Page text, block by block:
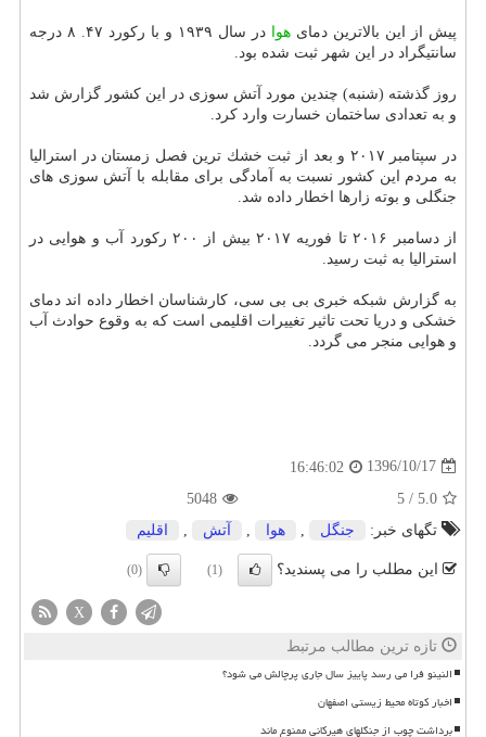
پیش از این بالاترین دمای هوا
در سال ۱۹۳۹ و با ركورد ۴۷. ۸ درجه
سانتیگراد در این شهر ثبت شده بود.
روز گذشته (شنبه) چندین مورد آتش سوزی در این كشور گزارش شد
و به تعدادی ساختمان خسارت وارد كرد.
در سپتامبر ۲۰۱۷ و بعد از ثبت خشك ترین فصل زمستان در استرالیا
به مردم این كشور نسبت به آمادگی برای مقابله با آتش سوزی های
جنگلی و بوته زارها اخطار داده شد.
از دسامبر ۲۰۱۶ تا فوریه ۲۰۱۷ بیش از ۲۰۰ ركورد آب و هوایی در
استرالیا به ثبت رسید.
به گزارش شبكه خبری بی بی سی، كارشناسان اخطار داده اند دمای
خشكی و دریا تحت تاثیر تغییرات اقلیمی است كه به وقوع حوادث آب
و هوایی منجر می گردد.
1396/10/17
16:46:02
5.0
/
5
5048
تگهای خبر:
جنگل هوا آتش اقلیم
این مطلب را می پسندید؟ (1)
(0)
X
تازه ترین مطالب مرتبط
النینو فرا می رسد پاییز سال جاری پرچالش می شود؟
اخبار کوتاه محیط زیستی اصفهان
برداشت چوب از جنگلهای هیرکانی ممنوع ماند